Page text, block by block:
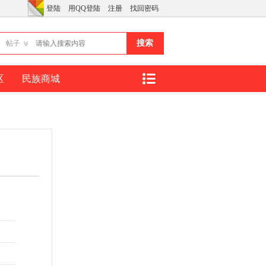
登陆 用QQ登陆 注册 找回密码
帖子 搜索
民族商城